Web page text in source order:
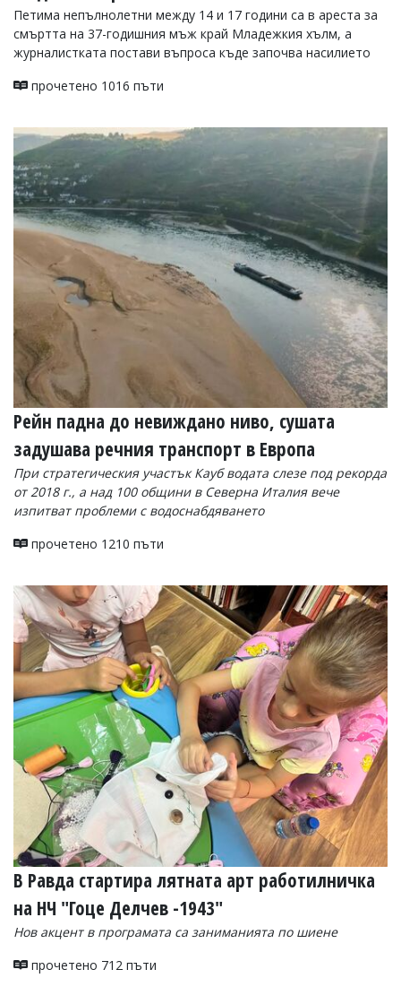
Петима непълнолетни между 14 и 17 години са в ареста за
смъртта на 37-годишния мъж край Младежкия хълм, а
журналистката постави въпроса къде започва насилието
прочетено 1016 пъти
Рейн падна до невиждано ниво, сушата
задушава речния транспорт в Европа
При стратегическия участък Кауб водата слезе под рекорда
от 2018 г., а над 100 общини в Северна Италия вече
изпитват проблеми с водоснабдяването
прочетено 1210 пъти
В Равда стартира лятната арт работилничка
на НЧ "Гоце Делчев -1943"
Нов акцент в програмата са заниманията по шиене
прочетено 712 пъти